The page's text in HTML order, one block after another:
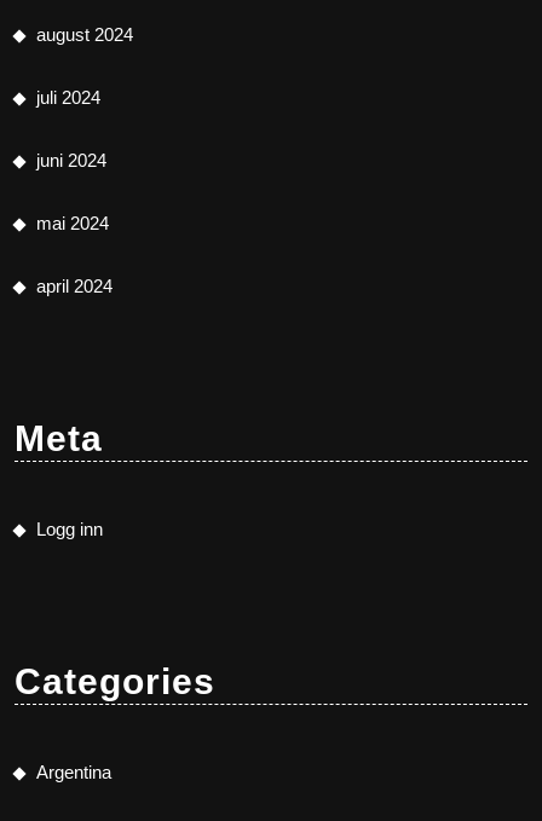
august 2024
juli 2024
juni 2024
mai 2024
april 2024
Meta
Logg inn
Categories
Argentina